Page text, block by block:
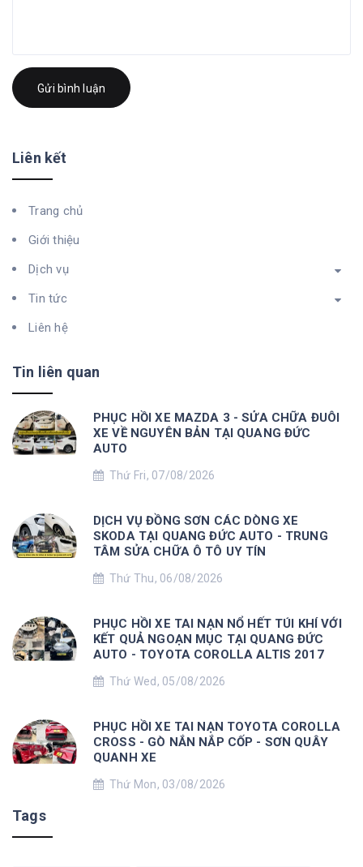
Gửi bình luận
Liên kết
Trang chủ
Giới thiệu
Dịch vụ
Tin tức
Liên hệ
Tin liên quan
PHỤC HỒI XE MAZDA 3 - SỬA CHỮA ĐUÔI
XE VỀ NGUYÊN BẢN TẠI QUANG ĐỨC
AUTO
Thứ Fri, 07/08/2026
DỊCH VỤ ĐỒNG SƠN CÁC DÒNG XE
SKODA TẠI QUANG ĐỨC AUTO - TRUNG
TÂM SỬA CHỮA Ô TÔ UY TÍN
Thứ Thu, 06/08/2026
PHỤC HỒI XE TAI NẠN NỔ HẾT TÚI KHÍ VỚI
KẾT QUẢ NGOẠN MỤC TẠI QUANG ĐỨC
AUTO - TOYOTA COROLLA ALTIS 2017
Thứ Wed, 05/08/2026
PHỤC HỒI XE TAI NẠN TOYOTA COROLLA
CROSS - GÒ NẮN NẮP CỐP - SƠN QUÂY
QUANH XE
Thứ Mon, 03/08/2026
Tags